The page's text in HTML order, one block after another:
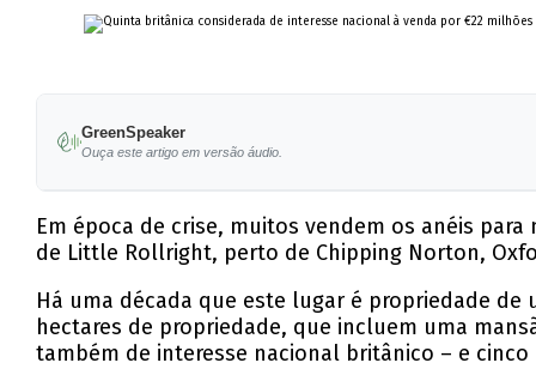
GreenSpeaker
Ouça este artigo em versão áudio.
Em época de crise, muitos vendem os anéis
de Little Rollright, perto de Chipping Norton,
Há uma década que este lugar é propriedade
hectares de propriedade, que incluem uma
também de interesse nacional britânico – e cinco